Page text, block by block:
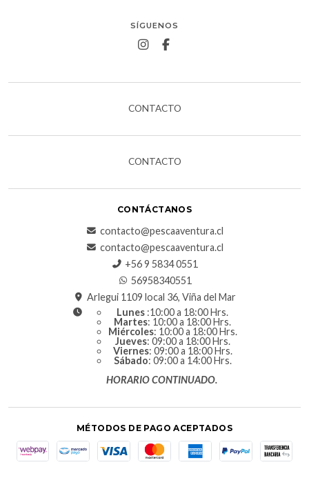
SÍGUENOS
CONTACTO
CONTACTO
CONTÁCTANOS
contacto@pescaaventura.cl
contacto@pescaaventura.cl
+56 9 5834 0551
56958340551
Arlegui 1109 local 36, Viña del Mar
Lunes :10:00 a 18:00 Hrs.
Martes: 10:00 a 18:00 Hrs.
Miércoles: 10:00 a 18:00 Hrs.
Jueves: 09:00 a 18:00 Hrs.
Viernes: 09:00 a 18:00 Hrs.
Sábado: 09:00 a 14:00 Hrs.
HORARIO CONTINUADO.
MÉTODOS DE PAGO ACEPTADOS